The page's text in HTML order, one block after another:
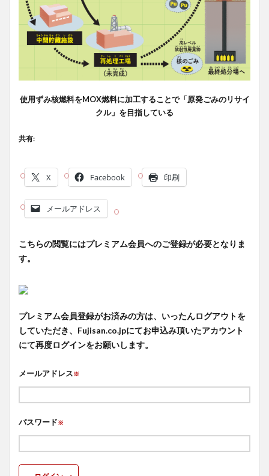
使用ずみ核燃料をMOX燃料に加工することで「原発ごみのリサイ
クル」を目指している
共有:
X Facebook 印刷
メールアドレス
こちらの閲覧にはプレミアム会員へのご登録が必要となりま
す。
プレミアム会員登録がお済みの方は、いったんログアウトを
していただき、Fujisan.co.jpにてお申込み頂いたアカウント
にて再度ログインをお願いします。
メールアドレス※
パスワード※